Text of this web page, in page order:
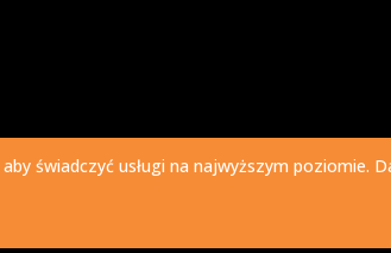
świadczyć usługi na najwyższym poziomie.